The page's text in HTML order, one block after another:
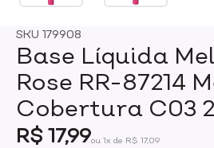
SKU 179908
Base Líquida
Rose RR-87214
Cobertura C03
R$ 17,99ou 1x de R$ 17,09